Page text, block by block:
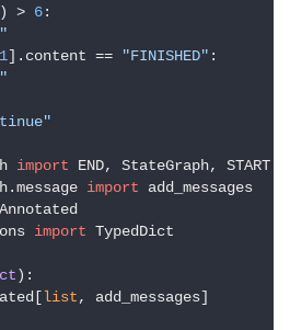
> 6:
1].content == "FINISHED" :
import
import
import TypedDict
):
list, add_messages]